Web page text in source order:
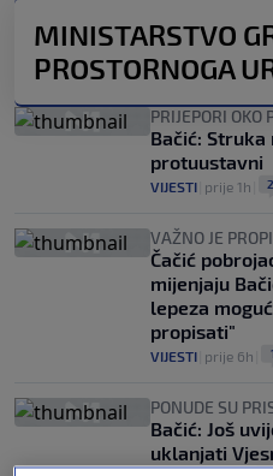
MINISTARSTVO
PROSTORNOGA
PRIJEPORI OKO
Bačić: Struka
protuustavni
VIJESTI prije 1h 2
VAŽNO JE
Čačić
mijenjaju
lepeza
propisati"
VIJESTI prije 6h 1
PONUDE SU
Bačić: Još
uklanjati